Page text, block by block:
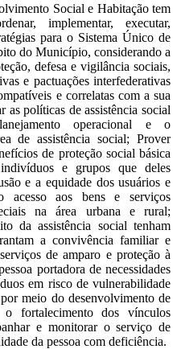
Social e Habitação tem
implementar, executar,
para o Sistema Único de
do Município, considerando a
defesa e vigilância sociais,
e pactuações interfederativas
e correlatas com a sua
as políticas de assistência social
operacional e o
de assistência social; Prover
de proteção social básica
e grupos que deles
e a equidade dos usuários e
acesso aos bens e serviços
na área urbana e rural;
da assistência social tenham
a convivência familiar e
de amparo e proteção à
portadora de necessidades
em risco de vulnerabilidade
meio do desenvolvimento de
fortalecimento dos vínculos
e monitorar o serviço de
da pessoa com deficiência.